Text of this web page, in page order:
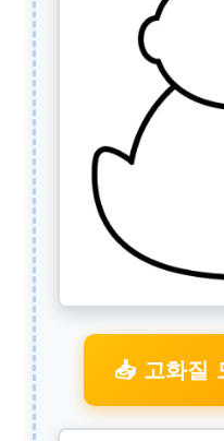
📥 고화질